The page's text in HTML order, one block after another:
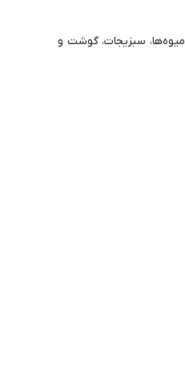
میوه‌ها، سبزیجات، گوشت و